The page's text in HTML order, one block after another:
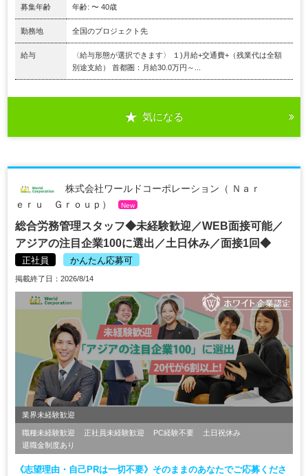
募集年齢 年齢: 〜 40歳
勤務地 全国のプロジェクト先
給与
〈給与形態が選択できます〉 １)月給+交通費+（残業代は全額
別途支給） 首都圏：月給30.0万円～...
気になる
株式会社ワールドコーポレーション（ Ｎａｒ
ｅｒｕ Ｇｒｏｕｐ）
New
総合労務管理スタッフ◆未経験歓迎／WEB面接可能／
アジアの注目企業100に選出／土日休み／面接1回◆
正社員 かんたん応募可
掲載終了日：2026/8/14
業界未経験歓迎
職種未経験歓迎 正社員未経験歓迎 PC経験不要
土日祝休み
退職金制度あり
《志望理由・自己PRは一切不要》そのままのあなたでご応募くださ